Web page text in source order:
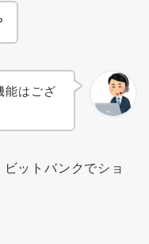
能はござ
ットバンクでショ